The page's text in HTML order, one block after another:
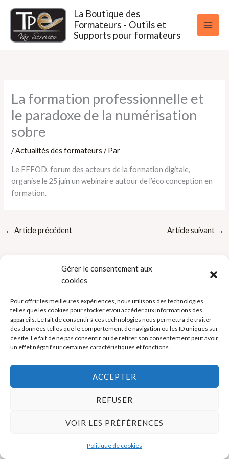
Gérer le consentement aux
cookies
Pour offrir les meilleures expériences, nous utilisons des technologies
telles que les cookies pour stocker et/ou accéder aux informations des
appareils. Le fait de consentir à ces technologies nous permettra de traiter
des données telles que le comportement de navigation ou les ID uniques sur
ce site. Le fait de ne pas consentir ou de retirer son consentement peut avoir
un effet négatif sur certaines caractéristiques et fonctions.
ACCEPTER
REFUSER
VOIR LES PRÉFÉRENCES
Politique de cookies
contenu
La Boutique des
Formateurs - Outils et
Supports pour formateurs
La formation professionnelle et
le paradoxe de la numérisation
sobre
/Actualités des formateurs / Par
Le FFFOD, forum des acteurs de la formation digitale,
organise le 25 juin un webinaire autour de l’éco conception en
formation.
← Article précédent Article suivant →
Politique de cookies (UE)
Mentions légales
Copyright © 2026 La Boutique des Formateurs - Outils et Supports
pour formateurs